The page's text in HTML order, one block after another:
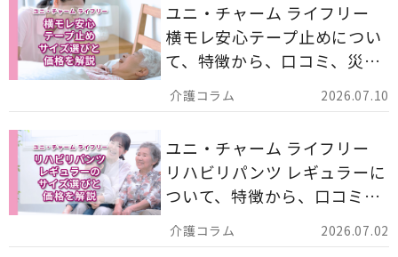
2026.07.10
ユニ・チャーム ライフリー
横モレ安心テープ止めについ
て、特徴から、口コミ、災害
備蓄としての活用法まで分か
りやすく解説します。
2026.07.02
ユニ・チャーム ライフリー
リハビリパンツ レギュラーに
ついて、特徴から、口コミ、
災害備蓄としての活用法まで
分かりやすく解説します。